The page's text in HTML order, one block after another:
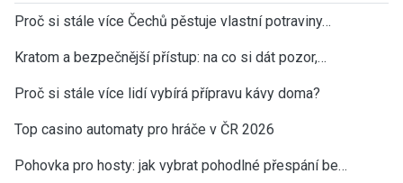
Proč si stále více Čechů pěstuje vlastní potraviny…
Kratom a bezpečnější přístup: na co si dát pozor,…
Proč si stále více lidí vybírá přípravu kávy doma?
Top casino automaty pro hráče v ČR 2026
Pohovka pro hosty: jak vybrat pohodlné přespání be…